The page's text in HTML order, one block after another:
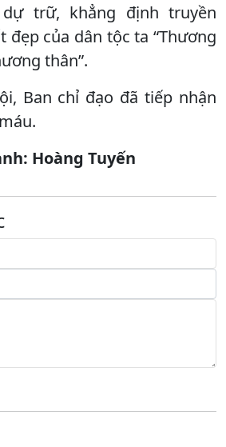
trữ, khẳng định truyền
đẹp của dân tộc ta “Thương
thân”.
Ban chỉ đạo đã tiếp nhận
Hoàng Tuyến